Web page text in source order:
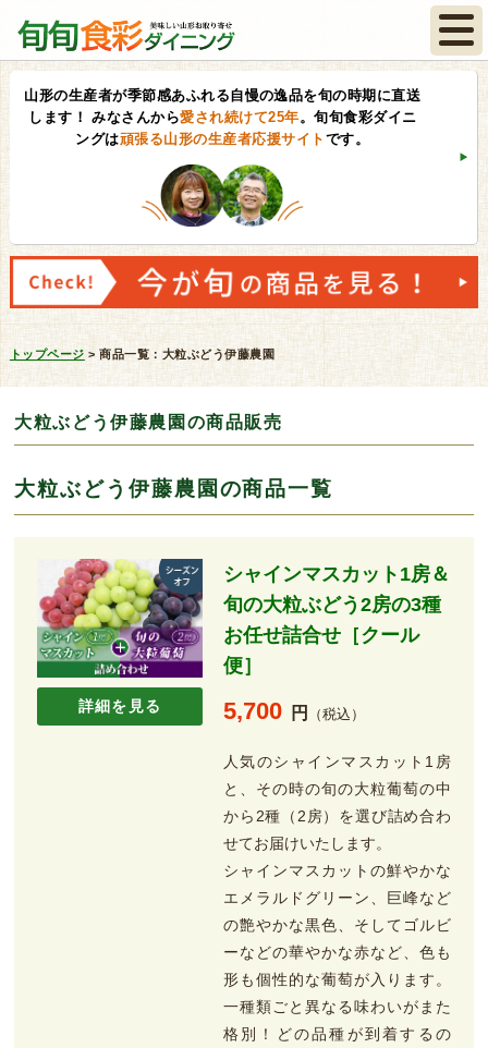
山形の生産者が季節感あふれる自慢の逸品を旬の時期に直送
します！ みなさんから愛され続けて25年。旬旬食彩ダイニ
ングは頑張る山形の生産者応援サイト です。
トップページ >商品一覧：大粒ぶどう伊藤農園
大粒ぶどう伊藤農園の商品販売
大粒ぶどう伊藤農園の商品一覧
詳細を見る
シャインマスカット1房＆
旬の大粒ぶどう2房の3種
お任せ詰合せ［クール
便］
5,700 円 （税込）
人気のシャインマスカット1房
と、その時の旬の大粒葡萄の中
から2種（2房）を選び詰め合わ
せてお届けいたします。
シャインマスカットの鮮やかな
エメラルドグリーン、巨峰など
の艶やかな黒色、そしてゴルビ
ーなどの華やかな赤など、色も
形も個性的な葡萄が入ります。
一種類ごと異なる味わいがまた
格別！どの品種が到着するの